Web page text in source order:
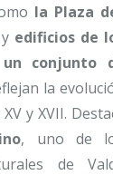
la Plaza
edificios de
un conjunto
la
y XVII.
, uno de
de